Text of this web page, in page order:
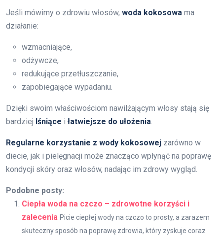
Jeśli mówimy o zdrowiu włosów, woda kokosowa ma
działanie:
wzmacniające,
odżywcze,
redukujące przetłuszczanie,
zapobiegające wypadaniu.
Dzięki swoim właściwościom nawilżającym włosy stają się
bardziej lśniące i łatwiejsze do ułożenia
Regularne korzystanie z wody kokosowej zarówno w
diecie, jak i pielęgnacji może znacząco wpłynąć na poprawę
kondycji skóry oraz włosów, nadając im zdrowy wygląd.
Podobne posty:
Ciepła woda na czczo – zdrowotne korzyści i
zalecenia Picie ciepłej wody na czczo to prosty, a zarazem
skuteczny sposób na poprawę zdrowia, który zyskuje coraz